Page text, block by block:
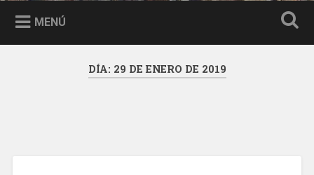
MENÚ
DÍA: 29 DE ENERO DE 2019